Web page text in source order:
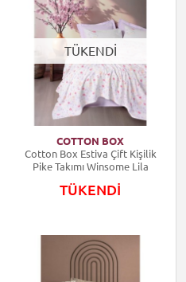
TÜKENDİ
COTTON BOX
Cotton Box Estiva Çift Kişilik
Pike Takımı Winsome Lila
TÜKENDİ